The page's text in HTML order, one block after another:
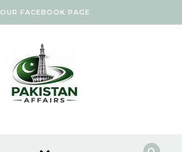
OUR FACEBOOK PAGE